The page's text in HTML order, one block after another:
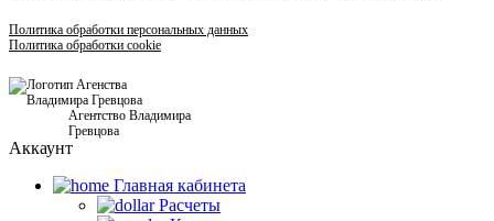
Политика обработки персональных данных
Политика обработки cookie
Агентство Владимира
Гревцова
Аккаунт
Главная кабинетa
Расчеты